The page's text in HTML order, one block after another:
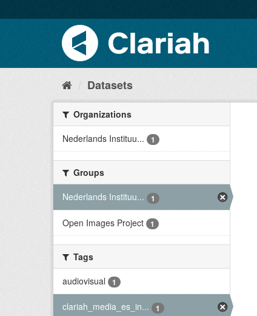
Datasets
Organizations
Nederlands Instituu...
1
Groups
Nederlands Instituu...
1
Open Images Project 1
Tags
audiovisual
1
clariah_media_es_in... 1